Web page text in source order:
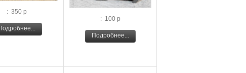
: 350 р
: 100 р
Подробнее...